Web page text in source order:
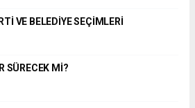
VE BELEDİYE SEÇİMLERİ
SÜRECEK Mİ?